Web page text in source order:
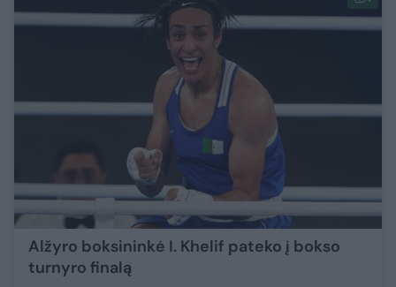
Alžyro boksininkė I. Khelif pateko į bokso
turnyro finalą